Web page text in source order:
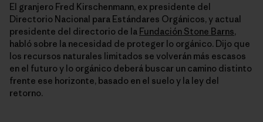
El granjero Fred Kirschenmann, ex presidente del
Directorio Nacional para Estándares Orgánicos, y actual
presidente del directorio de la Fundación Stone Barns,
habló sobre la necesidad de proteger lo orgánico. Dijo que
los recursos naturales limitados se volverán más escasos
en el futuro y lo orgánico deberá buscar un camino distinto
frente ese horizonte, basado en el suelo y la ley del
retorno.